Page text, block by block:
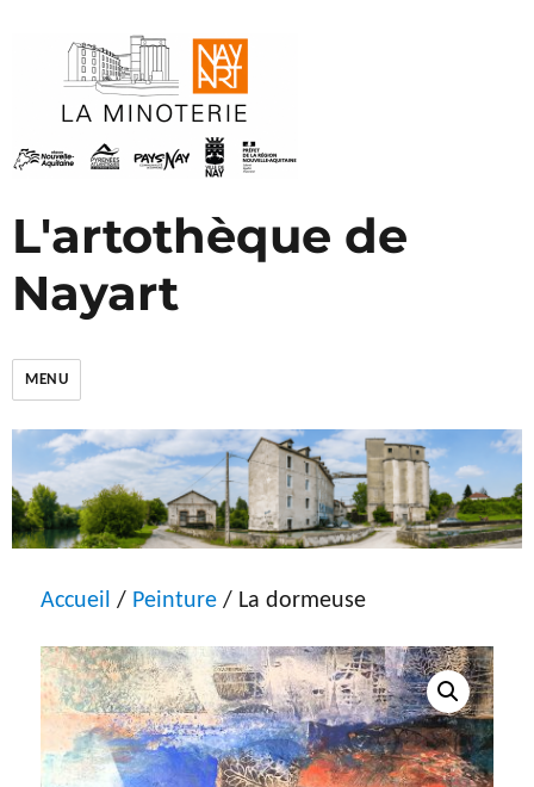
L'artothèque de
Nayart
MENU
Accueil / Peinture / La dormeuse